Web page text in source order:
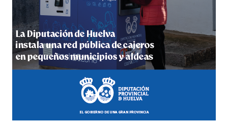
5º DÍA DE LAS FIESTAS COLOMBINAS 2026
hace 4 días·Huelvatv